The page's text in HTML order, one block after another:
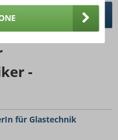
-
für Glastechnik